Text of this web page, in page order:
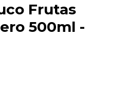
Frutas
500ml -